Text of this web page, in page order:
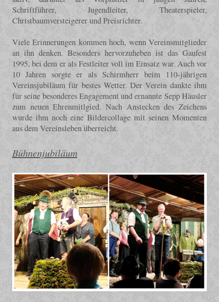
Schriftführer, Jugendleiter, Theaterspieler,
Christbaumversteigerer und Preisrichter.
Viele Erinnerungen kommen hoch, wenn Vereinsmitglieder
an ihn denken. Besonders hervorzuheben ist das Gaufest
1995, bei dem er als Festleiter voll im Einsatz war. Auch vor
10 Jahren sorgte er als Schirmherr beim 110-jährigen
Vereinsjubiläum für bestes Wetter. Der Verein dankte ihm
für seine besonderes Engagement und ernannte Sepp Häusler
zum neuen Ehrenmitlgied. Nach Anstecken des Zeichens
wurde ihm noch eine Bildercollage mit seinen Momenten
aus dem Vereinsleben überreicht.
Bühnenjubiläum